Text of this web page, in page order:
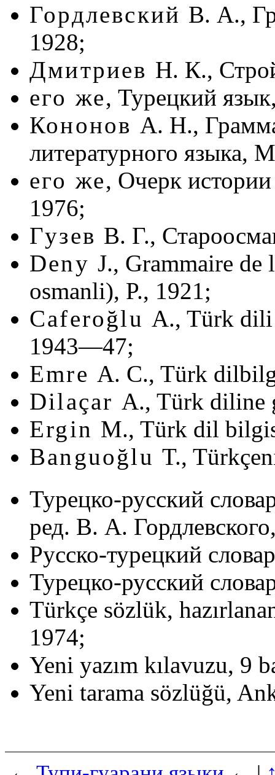
Гордлевский В. А.,
1928;
Дмитриев Н. К.,
его же, Турецкий
Кононов А. Н.,
литературного
его же, Очерк
1976;
Гузев В. Г.,
Deny J., Grammaire de
osmanli), P., 1921;
Caferoğlu A., Türk
1943—47;
Emre A. C., Türk
Dilaçar A., Türk diline
Ergin M., Türk dil
Banguoğlu T.,
Турецко-русский
ред. В. А.
Русско-турецкий
Турецко-русский
Türkçe sözlük,
1974;
Yeni yazım kılavuzu, 9
Yeni tarama sözlüğü,